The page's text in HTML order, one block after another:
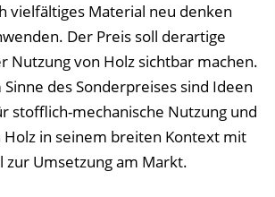
vielfältiges Material neu denken
Der Preis soll derartige
Nutzung von Holz sichtbar machen.
des Sonderpreises sind Ideen
stofflich-mechanische Nutzung und
Holz in seinem breiten Kontext mit
zur Umsetzung am Markt.